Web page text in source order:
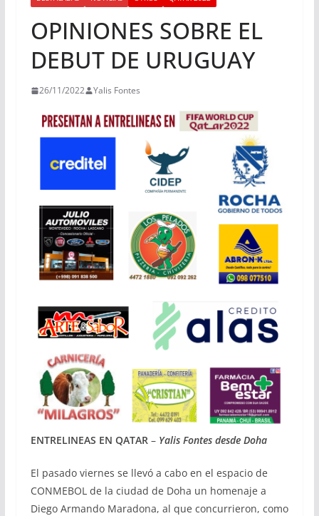
OPINIONES SOBRE EL
DEBUT DE URUGUAY
26/11/2022 Yalis Fontes
ENTRELINEAS EN QATAR– Yalis Fontes desde Doha
El pasado viernes se llevó a cabo en el espacio de
CONMEBOL de la ciudad de Doha un homenaje a
Diego Armando Maradona, al que concurrieron, como